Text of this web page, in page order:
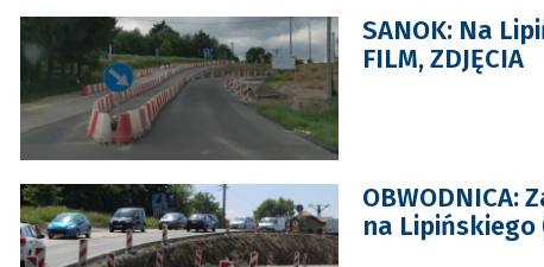
SANOK: Na
FILM, ZDJĘCIA
OBWODNICA:
na Lipińskiego